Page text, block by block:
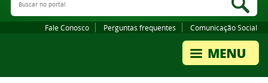
Fale Conosco Perguntas frequentes Comunicação Social